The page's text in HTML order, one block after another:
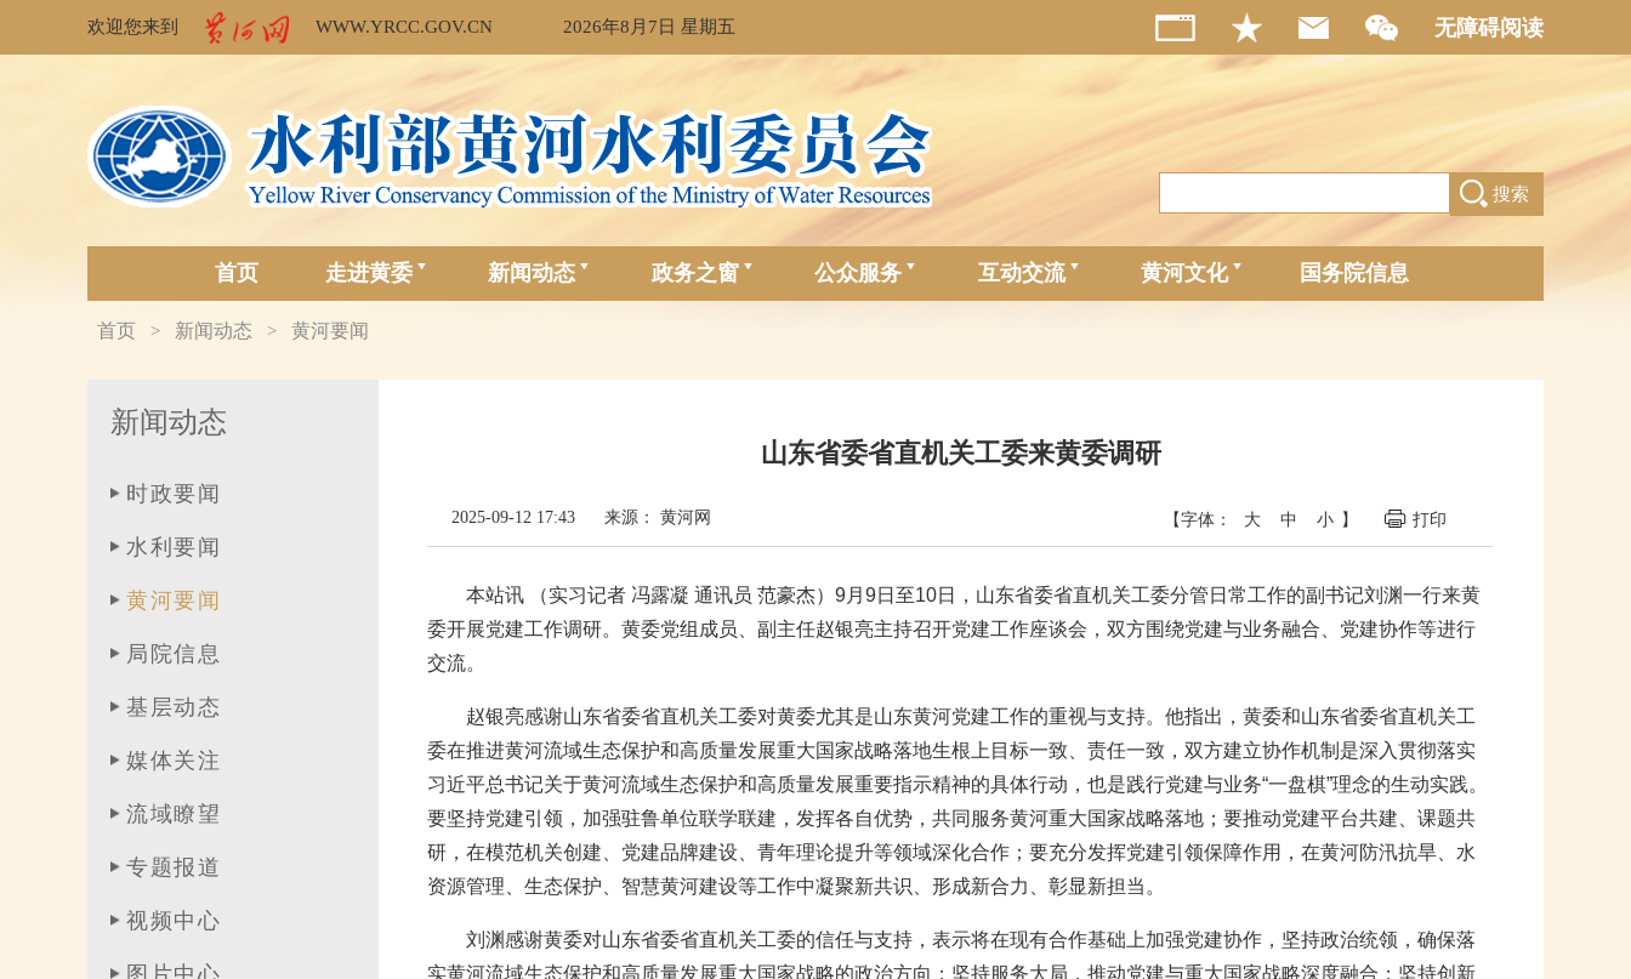
欢迎您来到 WWW.YRCC.GOV.CN 2026年8月7日 星期五 无障碍阅读
搜索
首页 走进黄委 新闻动态 政务之窗 公众服务 互动交流 黄河文化 国务院信息
首页 > 新闻动态 > 黄河要闻
新闻动态
时政要闻
水利要闻
黄河要闻
局院信息
基层动态
媒体关注
流域瞭望
专题报道
视频中心
图片中心
山东省委省直机关工委来黄委调研
【字体： 大 中 小 】 打印
2025-09-12 17:43 来源： 黄河网
本站讯 （实习记者 冯露凝 通讯员 范豪杰） 9月9日至10日，山东省委省直机关工委分管日常工作的副书记刘渊一行来黄
委开展党建工作调研。黄委党组成员、副主任赵银亮主持召开党建工作座谈会，双方围绕党建与业务融合、党建协作等进行
交流。
赵银亮感谢山东省委省直机关工委对黄委尤其是山东黄河党建工作的重视与支持。他指出，黄委和山东省委省直机关工
委在推进黄河流域生态保护和高质量发展重大国家战略落地生根上目标一致、责任一致，双方建立协作机制是深入贯彻落实
习近平总书记关于黄河流域生态保护和高质量发展重要指示精神的具体行动，也是践行党建与业务“一盘棋”理念的生动实践。
要坚持党建引领，加强驻鲁单位联学联建，发挥各自优势，共同服务黄河重大国家战略落地；要推动党建平台共建、课题共
研，在模范机关创建、党建品牌建设、青年理论提升等领域深化合作；要充分发挥党建引领保障作用，在黄河防汛抗旱、水
资源管理、生态保护、智慧黄河建设等工作中凝聚新共识、形成新合力、彰显新担当。
刘渊感谢黄委对山东省委省直机关工委的信任与支持，表示将在现有合作基础上加强党建协作，坚持政治统领，确保落
实黄河流域生态保护和高质量发展重大国家战略的政治方向；坚持服务大局，推动党建与重大国家战略深度融合；坚持创新